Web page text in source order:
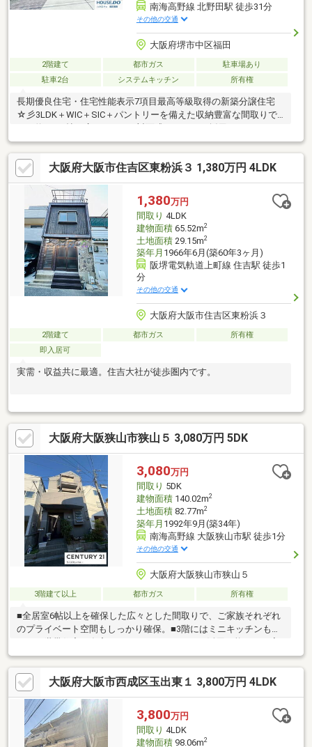
南海高野線 北野田駅 徒歩31分
その他の交通
大阪府堺市中区福田
2階建て 都市ガス
駐車場あり
駐車2台
システムキッチン 所有権
長期優良住宅・住宅性能表示7項目最高等級取得の新築分譲住宅
☆彡3LDK＋WIC＋SIC＋パントリーを備えた収納豊富な間取りで
す。約18.15帖の広々LDKには対面式キッチンを採用。ウッドデッ
キやインナーバルコニー付きで、ご家族の時間をゆったり楽しめ
ます。駐車2台可能。福田小学校徒歩5分、スーパーやドラッグス
トアも徒歩圏内で子育て世帯にもおすすめの住環境です。
大阪府大阪市住吉区東粉浜３ 1,380万円 4LDK
1,380万円
間取り 4LDK
建物面積65.52m2
土地面積29.15m2
築年月 1966年6月(築60年3ヶ月)
阪堺電気軌道上町線 住吉駅 徒歩1
分
その他の交通
大阪府大阪市住吉区東粉浜３
2階建て 都市ガス
所有権
即入居可
実需・収益共に最適。住吉大社が徒歩圏内です。
大阪府大阪狭山市狭山５ 3,080万円 5DK
3,080万円
間取り 5DK
建物面積140.02m2
土地面積82.77m2
築年月 1992年9月(築34年)
南海高野線 大阪狭山市駅 徒歩1分
その他の交通
大阪府大阪狭山市狭山５
3階建て以上 都市ガス 所有権
■全居室6帖以上を確保した広々とした間取りで、ご家族それぞれ
のプライベート空間もしっかり確保。■3階にはミニキッチンもあ
り、二世帯住宅や在宅ワークスペースとしても活用可能です。室
内大変きれいにお使いですので、ぜひ現地にてご覧ください♪【住
宅ローン返済例】月々8.8万円～（ボーナス払いなし）※3080万円
借入・変動金利1.085％・35年返済の場合。金利は金融機関・審査
内容・お客様属性等により異なります。・大阪狭山市立東小学
校 約500ｍ・大阪狭山市立狭山中学校 約300ｍ
大阪府大阪市西成区玉出東１ 3,800万円 4LDK
3,800万円
間取り 4LDK
建物面積98.06m2